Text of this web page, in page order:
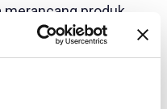
produk
profesi. Ini
kebutuhan dan